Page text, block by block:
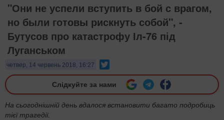
"Они не успели вступить в бой с врагом,
но были готовы рискнуть собой", -
Бутусов про катастрофу Іл-76 під
Луганськом
четвер, 14 червень 2018, 16:27
Слідкуйте за нами
На сьогоднішній день вдалося встановити багато подробиць
тієї трагедії.